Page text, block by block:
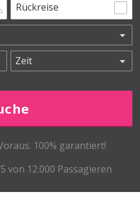
Rückreise
100% garantiert!
von 12.000 Passagieren